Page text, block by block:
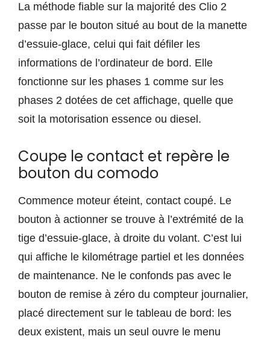
La méthode fiable sur la majorité des Clio 2
passe par le bouton situé au bout de la manette
d’essuie-glace, celui qui fait défiler les
informations de l’ordinateur de bord. Elle
fonctionne sur les phases 1 comme sur les
phases 2 dotées de cet affichage, quelle que
soit la motorisation essence ou diesel.
Coupe le contact et repère le
bouton du comodo
Commence moteur éteint, contact coupé. Le
bouton à actionner se trouve à l’extrémité de la
tige d’essuie-glace, à droite du volant. C’est lui
qui affiche le kilométrage partiel et les données
de maintenance. Ne le confonds pas avec le
bouton de remise à zéro du compteur journalier,
placé directement sur le tableau de bord: les
deux existent, mais un seul ouvre le menu